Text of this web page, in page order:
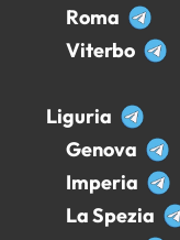
Roma
Viterbo
Liguria
Genova
Imperia
La Spezia